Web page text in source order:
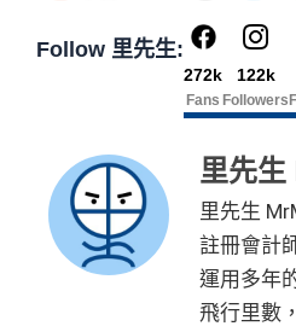
Follow 里先生:
272k
Fans
122k
Followers
里先生
里先生
註冊會計
運用多年
飛行里數